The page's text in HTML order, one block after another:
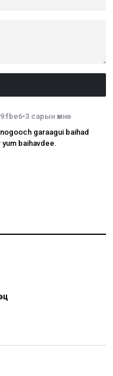
•3 сарын өмнө
garaagui baihad
baihavdee.